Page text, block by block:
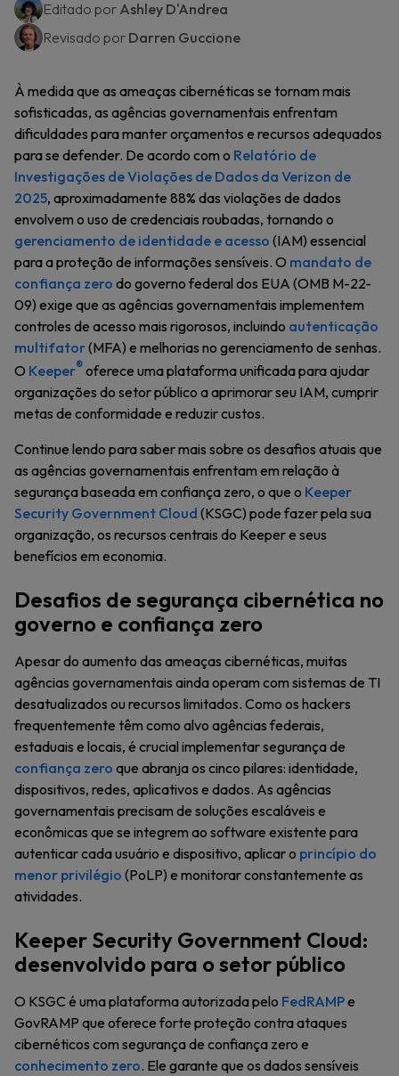
Editado por Ashley D'Andrea
Revisado por Darren Guccione
À medida que as ameaças cibernéticas se tornam mais
sofisticadas, as agências governamentais enfrentam
dificuldades para manter orçamentos e recursos adequados
para se defender. De acordo com o Relatório de
Investigações de Violações de Dados da Verizon de
2025, aproximadamente 88% das violações de dados
envolvem o uso de credenciais roubadas, tornando o
gerenciamento de identidade e acesso (IAM) essencial
para a proteção de informações sensíveis. O mandato de
confiança zero do governo federal dos EUA (OMB M-22-
09) exige que as agências governamentais implementem
controles de acesso mais rigorosos, incluindo autenticação
multifator(MFA) e melhorias no gerenciamento de senhas.
O Keeper®oferece uma plataforma unificada para ajudar
organizações do setor público a aprimorar seu IAM, cumprir
metas de conformidade e reduzir custos.
Continue lendo para saber mais sobre os desafios atuais que
as agências governamentais enfrentam em relação à
segurança baseada em confiança zero, o que o Keeper
Security Government Cloud (KSGC) pode fazer pela sua
organização, os recursos centrais do Keeper e seus
benefícios em economia.
Desafios de segurança cibernética no
governo e confiança zero
Apesar do aumento das ameaças cibernéticas, muitas
agências governamentais ainda operam com sistemas de TI
desatualizados ou recursos limitados. Como os hackers
frequentemente têm como alvo agências federais,
estaduais e locais, é crucial implementar segurança de
confiança zero que abranja os cinco pilares: identidade,
dispositivos, redes, aplicativos e dados. As agências
governamentais precisam de soluções escaláveis e
econômicas que se integrem ao software existente para
autenticar cada usuário e dispositivo, aplicar o princípio do
menor privilégio (PoLP) e monitorar constantemente as
atividades.
Keeper Security Government Cloud:
desenvolvido para o setor público
O KSGC é uma plataforma autorizada pelo FedRAMPe
GovRAMP que oferece forte proteção contra ataques
cibernéticos com segurança de confiança zero e
conhecimento zero. Ele garante que os dados sensíveis